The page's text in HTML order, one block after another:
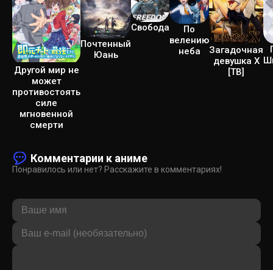
Другой мир не
может
противостоять
силе
мгновенной
смерти
Почтенный
Юань
Свобода
По
велению
неба
Загадочная
девушка Х
[ТВ]
Комментарии к аниме
Понравилось или нет? Расскажите в комментариях!